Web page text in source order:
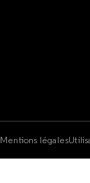
Mentions légales